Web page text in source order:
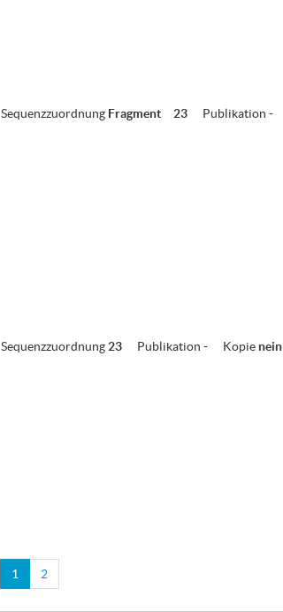
Sequenzzuordnung Fragment 23 Publikation -
Sequenzzuordnung23 Publikation - Kopie nein
1 2